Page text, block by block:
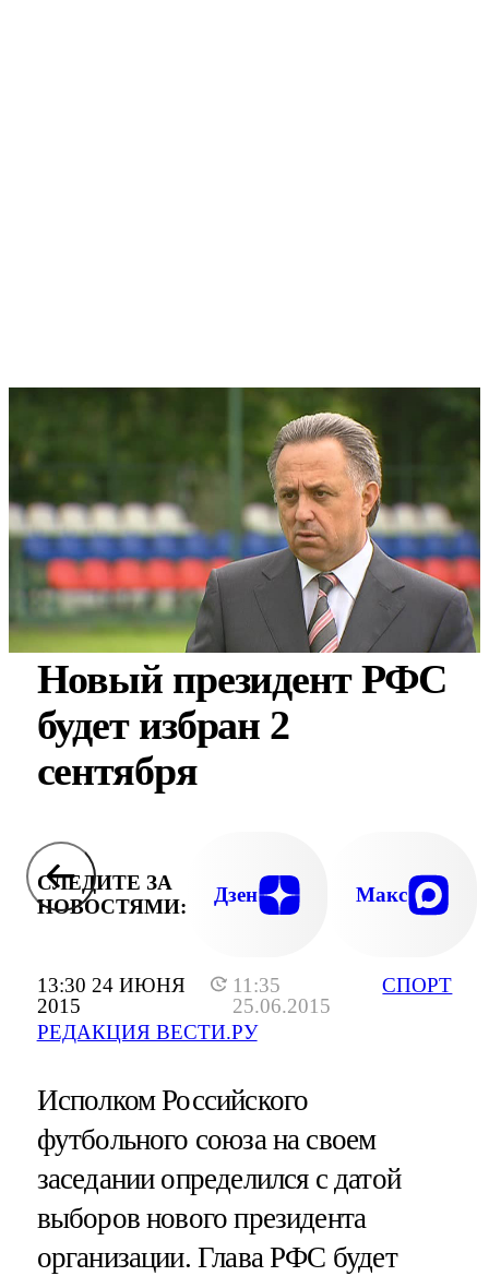
13:30 24 ИЮНЯ
2015
11:35
25.06.2015
РЕДАКЦИЯ ВЕСТИ.РУ
СПОРТ
Новый президент РФС
будет избран 2
сентября
СЛЕДИТЕ ЗА
НОВОСТЯМИ:
Дзен Макс
Исполком Российского
футбольного союза на своем
заседании определился с датой
выборов нового президента
организации. Глава РФС будет